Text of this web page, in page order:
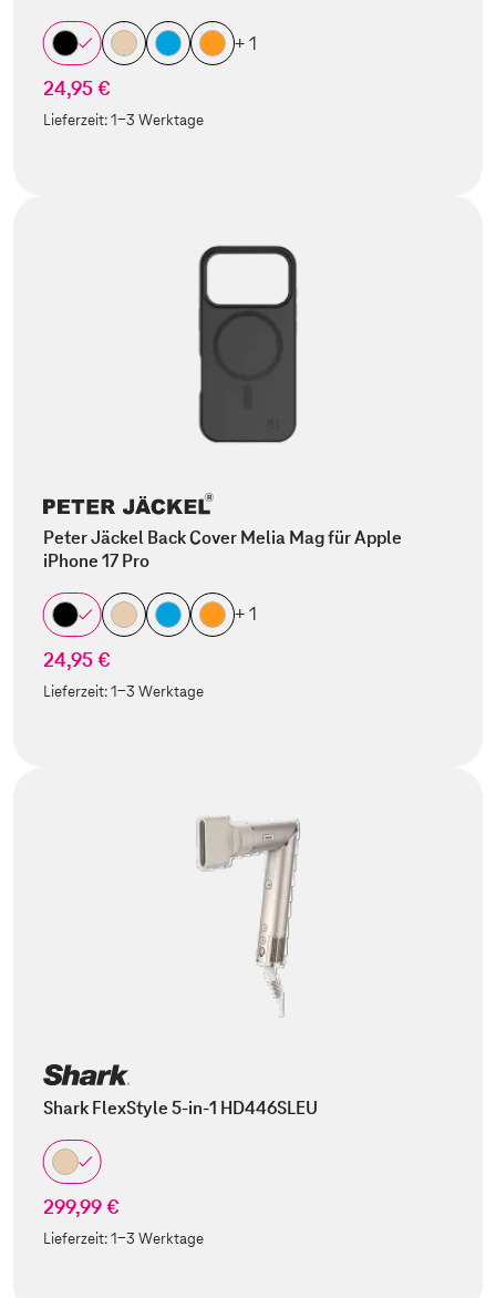
+ 1
24,95 €
Lieferzeit:1-3 Werktage
Peter Jäckel Back Cover Melia Mag für Apple
iPhone 17 Pro
+ 1
24,95 €
Lieferzeit:1-3 Werktage
Shark FlexStyle 5-in-1 HD446SLEU
299,99 €
Lieferzeit:1-3 Werktage